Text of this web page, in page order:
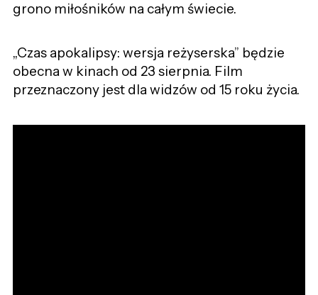
grono miłośników na całym świecie.
„Czas apokalipsy: wersja reżyserska” będzie
obecna w kinach od 23 sierpnia. Film
przeznaczony jest dla widzów od 15 roku życia.